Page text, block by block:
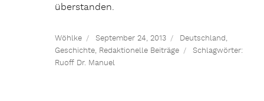
überstanden.
Wöhlke September 24, 2013 Deutschland,
Geschichte, Redaktionelle Beiträge
Schlagwörter:
Ruoff Dr. Manuel